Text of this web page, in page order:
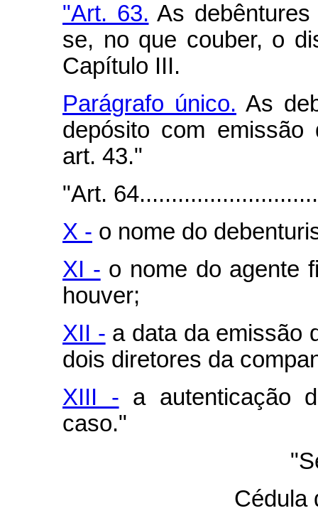
"Art. 63. As
se, no que couber, o
Capítulo III.
Parágrafo único. As
depósito com
art. 43."
"Art.
X - o nome do
XI - o nome do agente
houver;
XII - a data da emissão
dois diretores da
XIII - a autenticação
caso."
Cédula